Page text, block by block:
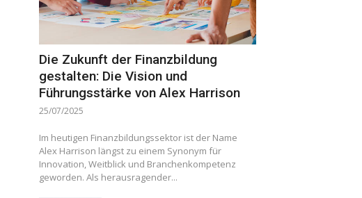
Die Zukunft der Finanzbildung
gestalten: Die Vision und
Führungsstärke von Alex Harrison
25/07/2025
Im heutigen Finanzbildungssektor ist der Name
Alex Harrison längst zu einem Synonym für
Innovation, Weitblick und Branchenkompetenz
geworden. Als herausragender...